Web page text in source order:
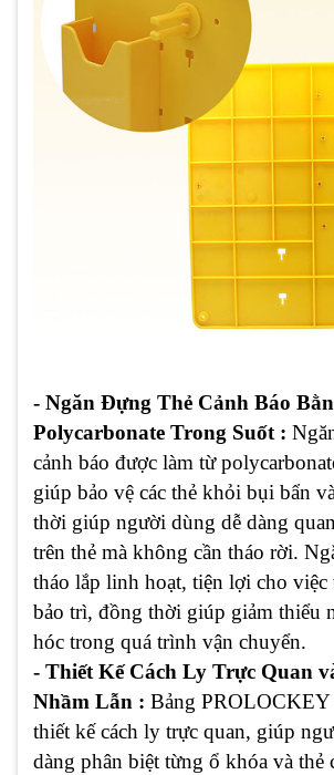
- Ngăn Đựng Thẻ Cảnh Báo
Polycarbonate Trong Suốt :
cảnh báo được làm từ
giúp bảo vệ các thẻ khỏi bụi bẩn
thời giúp người dùng dễ dàng
trên thẻ mà không cần tháo rời.
tháo lắp linh hoạt, tiện lợi cho việc
bảo trì, đồng thời giúp giảm thiểu
hóc trong quá trình vận chuyển.
- Thiết Kế Cách Ly Trực Quan
Nhầm Lẫn : Bảng PROLOCKEY
thiết kế cách ly trực quan, giúp
dàng phân biệt từng ổ khóa và thẻ